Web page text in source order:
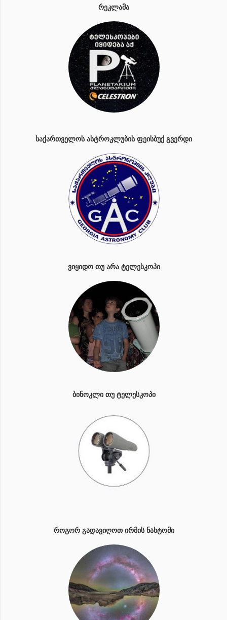
ᲠᲔᲙᲚᲐᲛᲐ
ᲡᲐᲥᲐᲠᲗᲕᲔᲚᲝᲡ ᲐᲡᲢᲠᲝᲙᲚᲣᲑᲘᲡ ᲤᲔᲘᲡᲑᲣᲥ ᲒᲕᲔᲠᲓᲘ
ᲕᲘᲧᲘᲓᲝ ᲗᲣ ᲐᲠᲐ ᲢᲔᲚᲔᲡᲙᲝᲞᲘ
ᲑᲘᲜᲝᲙᲚᲘ ᲗᲣ ᲢᲔᲚᲔᲡᲙᲝᲞᲘ
ᲠᲝᲒᲝᲠ ᲒᲐᲓᲐᲕᲘᲦᲝᲗ ᲘᲠᲛᲘᲡ ᲜᲐᲮᲢᲝᲛᲘ